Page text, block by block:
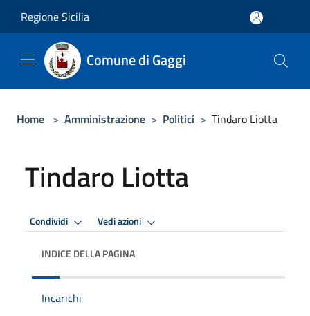
Regione Sicilia
Comune di Gaggi
Home > Amministrazione > Politici > Tindaro Liotta
Tindaro Liotta
Condividi Vedi azioni
INDICE DELLA PAGINA
Incarichi